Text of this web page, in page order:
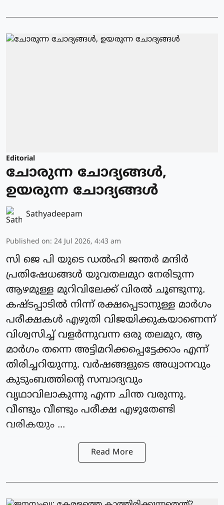
Editorial
ചോരുന്ന ചോദ്യങ്ങൾ,
ഉയരുന്ന ചോദ്യങ്ങൾ
Sathyadeepam
Published on: 24 Jul 2026, 4:43 am
സി ജെ പി യുടെ ഡൽഹി ജന്തർ മന്ദിർ
പ്രതിഷേധങ്ങൾ യുവതലമുറ നേരിടുന്ന
ആഴമുള്ള മുറിവിലേക്ക് വിരൽ ചൂണ്ടുന്നു.
കഷ്ടപ്പാടിൽ നിന്ന് രക്ഷപ്പെടാനുള്ള മാർഗം
പരീക്ഷകൾ എഴുതി വിജയിക്കുകയാണെന്ന്
വിശ്വസിച്ച് വളർന്നുവന്ന ഒരു തലമുറ, ആ
മാർഗം തന്നെ അട്ടിമറിക്കപ്പെട്ടേക്കാം എന്ന്
തിരിച്ചറിയുന്നു. വർഷങ്ങളുടെ അധ്വാനവും
കുടുംബത്തിന്റെ സമ്പാദ്യവും
വൃഥാവിലാകുന്നു എന്ന ചിന്ത വരുന്നു.
വീണ്ടും വീണ്ടും പരീക്ഷ എഴുതേണ്ടി
വരികയും ...
Read More